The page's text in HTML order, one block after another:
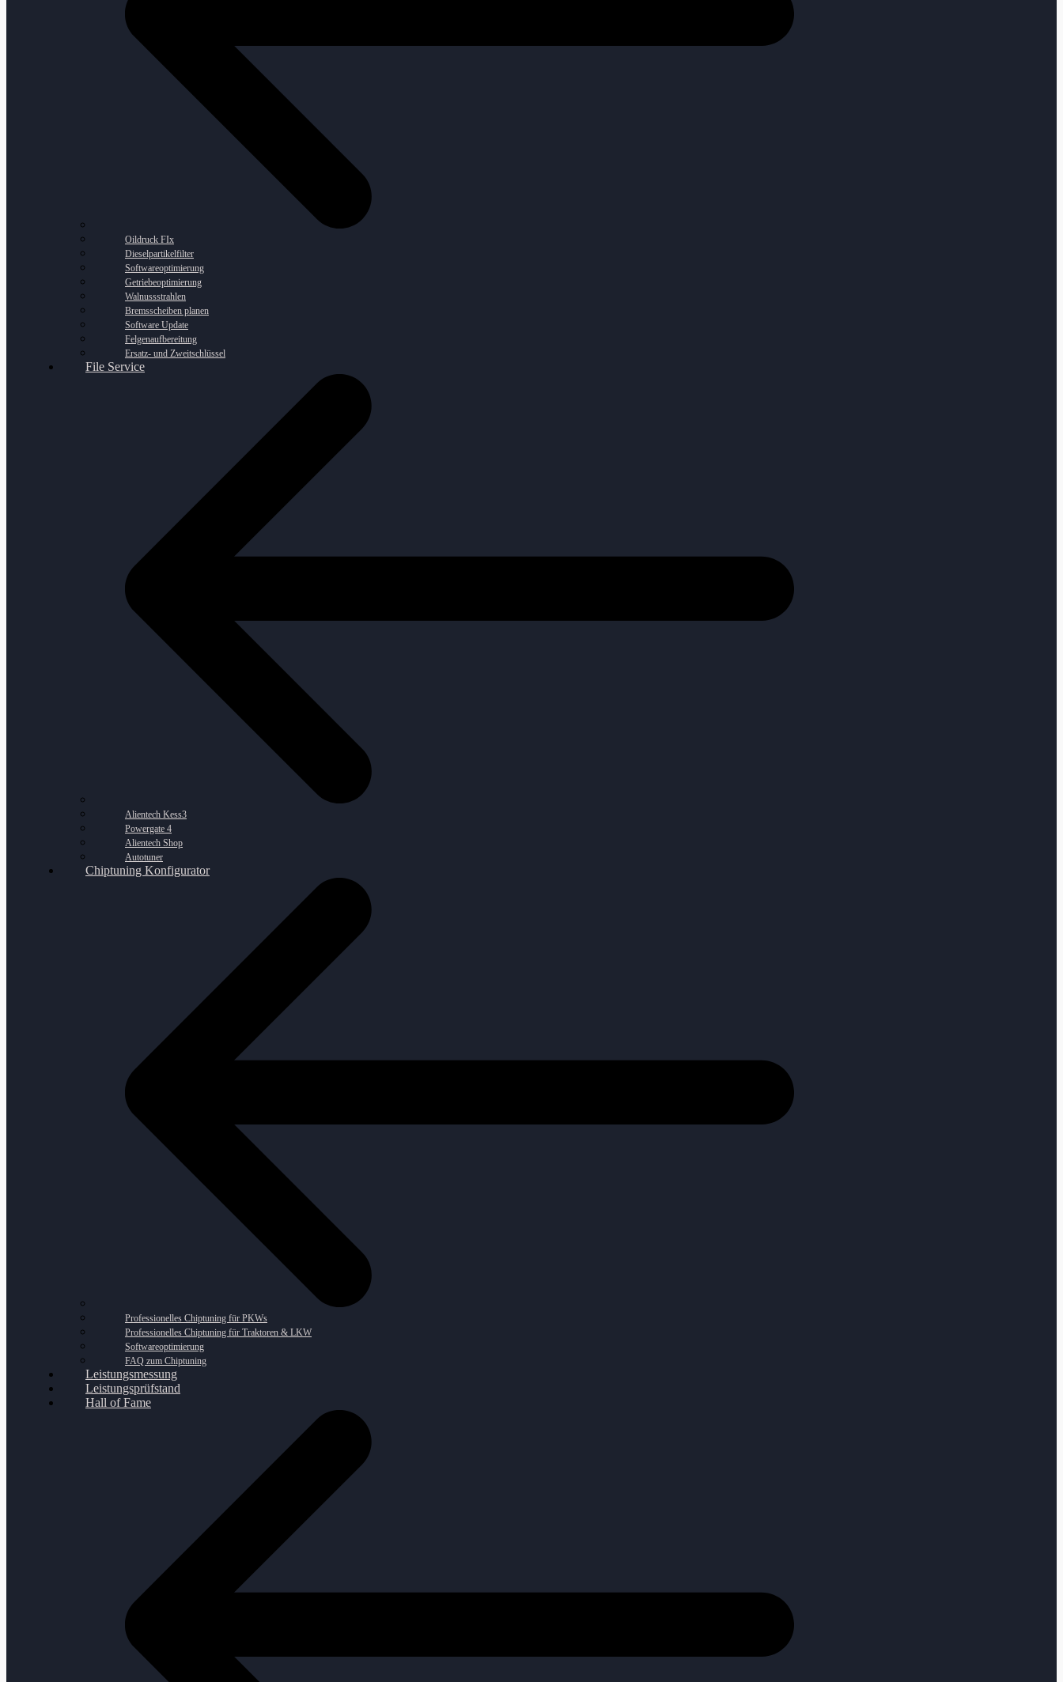
Oildruck FIx
Dieselpartikelfilter
Softwareoptimierung
Getriebeoptimierung
Walnussstrahlen
Bremsscheiben planen
Software Update
Felgenaufbereitung
Ersatz- und Zweitschlüssel
File Service
Alientech Kess3
Powergate 4
Alientech Shop
Autotuner
Chiptuning Konfigurator
Professionelles Chiptuning für PKWs
Professionelles Chiptuning für Traktoren & LKW
Softwareoptimierung
FAQ zum Chiptuning
Leistungsmessung
Leistungsprüfstand
Hall of Fame